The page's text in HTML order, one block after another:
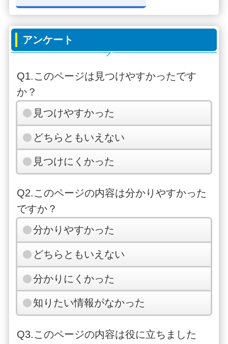
アンケート
Q1.このページは見つけやすかったです
か？
見つけやすかった
どちらともいえない
見つけにくかった
Q2.このページの内容は分かりやすかった
ですか？
分かりやすかった
どちらともいえない
分かりにくかった
知りたい情報がなかった
Q3.このページの内容は役に立ちました